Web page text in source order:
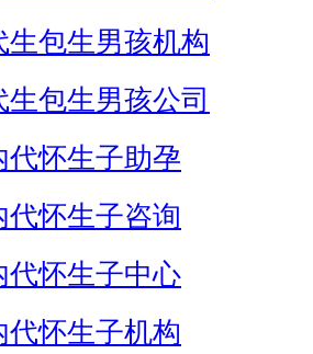
生包生男孩机构
生包生男孩公司
代怀生子助孕
代怀生子咨询
代怀生子中心
代怀生子机构